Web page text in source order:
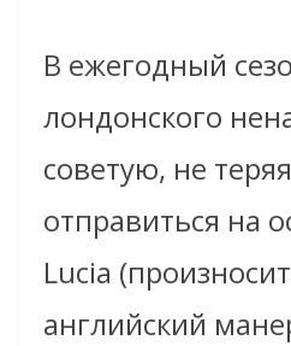
В ежегодный
лондонского
советую, не
отправиться на
Lucia
английский